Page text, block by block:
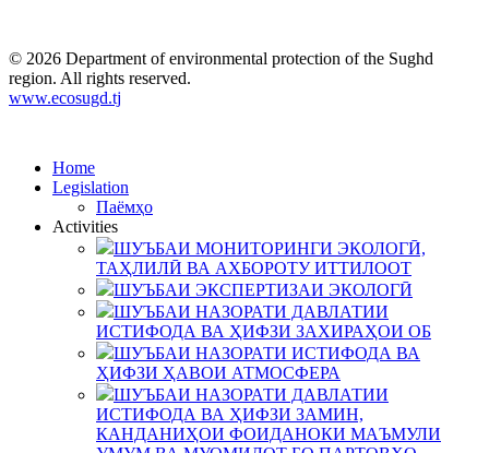
© 2026 Department of environmental protection of the Sughd
region. All rights reserved.
www.ecosugd.tj
Home
Legislation
Паёмҳо
Activities
ШУЪБАИ МОНИТОРИНГИ ЭКОЛОГӢ,
ТАҲЛИЛӢ ВА АХБОРОТУ ИТТИЛООТ
ШУЪБАИ ЭКСПЕРТИЗАИ ЭКОЛОГӢ
ШУЪБАИ НАЗОРАТИ ДАВЛАТИИ
ИСТИФОДА ВА ҲИФЗИ ЗАХИРАҲОИ ОБ
ШУЪБАИ НАЗОРАТИ ИСТИФОДА ВА
ҲИФЗИ ҲАВОИ АТМОСФЕРА
ШУЪБАИ НАЗОРАТИ ДАВЛАТИИ
ИСТИФОДА ВА ҲИФЗИ ЗАМИН,
КАНДАНИҲОИ ФОИДАНОКИ МАЪМУЛИ